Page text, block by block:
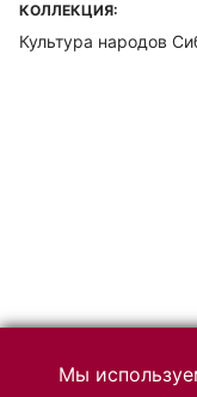
КОЛЛЕКЦИЯ:
Культура народов
Мы